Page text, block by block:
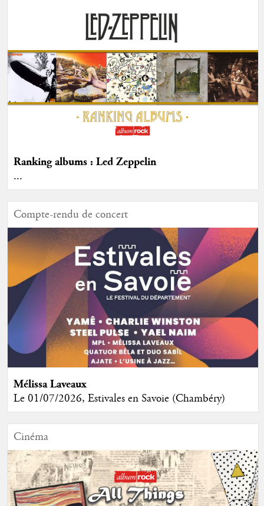
Ranking albums : Led Zeppelin
...
Compte-rendu de concert
Mélissa Laveaux
Le 01/07/2026, Estivales en Savoie (Chambéry)
Cinéma